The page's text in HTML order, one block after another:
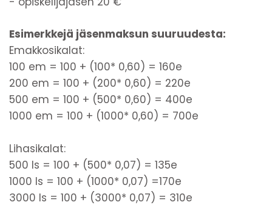
Esimerkkejä jäsenmaksun suuruudesta:
Emakkosikalat:
100 em = 100 + (100* 0,60) = 160e
200 em = 100 + (200* 0,60) = 220e
500 em = 100 + (500* 0,60) = 400e
1000 em = 100 + (1000* 0,60) = 700e
Lihasikalat:
500 ls = 100 + (500* 0,07) = 135e
1000 ls = 100 + (1000* 0,07) =170e
3000 ls = 100 + (3000* 0,07) = 310e